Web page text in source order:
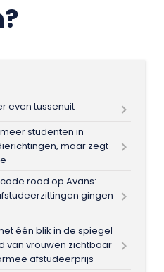
even tussenuit
studenten in
maar zegt
rood op Avans:
gingen
één blik in de spiegel
van vrouwen zichtbaar
afstudeerprijs